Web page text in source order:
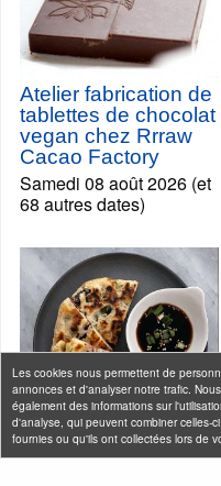
Les cookies nous permettent de
annonces et d'analyser notre trafic.
également des informations sur
d'analyse, qui peuvent combiner celles-
fournies ou qu'ils ont collectées lors de
Atelier fabrication de
tablettes de chocolat
vegan chez Rrraw
Cacao Factory
Samedi 08 août 2026 (et
68 autres dates)
Visites gourmandes -